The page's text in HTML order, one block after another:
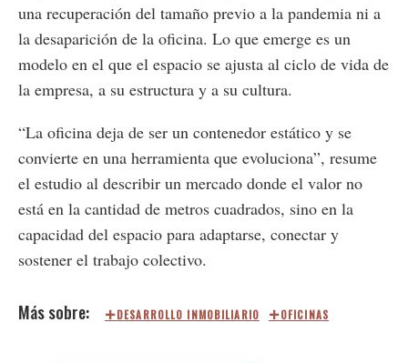
una recuperación del tamaño previo a la pandemia ni a
la desaparición de la oficina. Lo que emerge es un
modelo en el que el espacio se ajusta al ciclo de vida de
la empresa, a su estructura y a su cultura.
“La oficina deja de ser un contenedor estático y se
convierte en una herramienta que evoluciona”, resume
el estudio al describir un mercado donde el valor no
está en la cantidad de metros cuadrados, sino en la
capacidad del espacio para adaptarse, conectar y
sostener el trabajo colectivo.
DESARROLLO INMOBILIARIO OFICINAS